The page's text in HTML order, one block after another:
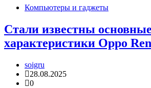
Компьютеры и гаджеты
Стали известны основные
характеристики Oppo
soigru
28.08.2025
0